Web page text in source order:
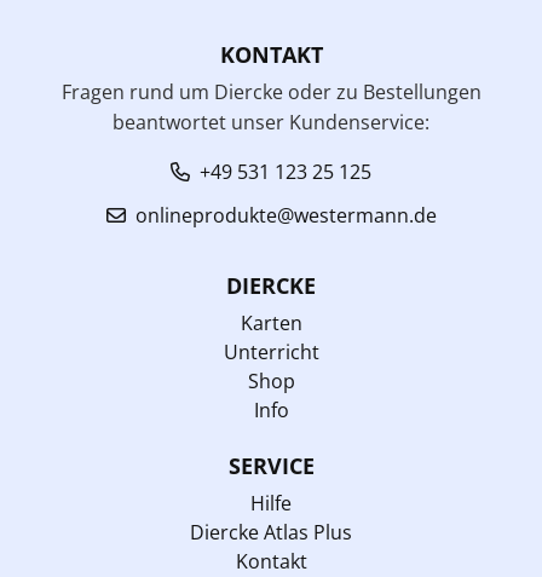
KONTAKT
Fragen rund um Diercke oder zu Bestellungen
beantwortet unser Kundenservice:
+49 531 123 25 125
onlineprodukte@westermann.de
DIERCKE
Karten
Unterricht
Shop
Info
SERVICE
Hilfe
Diercke Atlas Plus
Kontakt